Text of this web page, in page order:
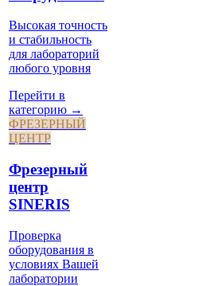
Высокая точность
и стабильность
для лабораторий
любого уровня
Перейти в
категорию →
ФРЕЗЕРНЫЙ
ЦЕНТР
Фрезерный
центр
SINERIS
Проверка
оборудования в
условиях Вашей
лаборатории